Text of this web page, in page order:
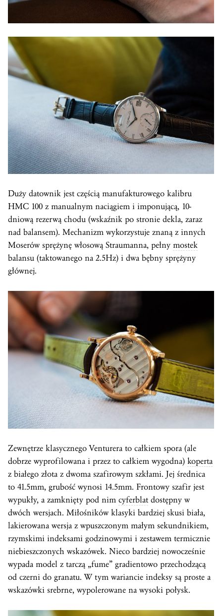
Duży datownik jest częścią manufakturowego kalibru
HMC 100 z manualnym naciągiem i imponującą, 10-
dniową rezerwą chodu (wskaźnik po stronie dekla, zaraz
nad balansem). Mechanizm wykorzystuje znaną z innych
Moserów sprężynę włosową Straumanna, pełny mostek
balansu (taktowanego na 2.5Hz) i dwa bębny sprężyny
głównej.
Zewnętrze klasycznego Venturera to całkiem spora (ale
dobrze wyprofilowana i przez to całkiem wygodna) koperta
z białego złota z dwoma szafirowym szkłami. Jej średnica
to 41.5mm, grubość wynosi 14.5mm. Frontowy szafir jest
wypukły, a zamknięty pod nim cyferblatdostępny w
dwóch wersjach. Miłośników klasyki bardziej skusi biała,
lakierowana wersja z wpuszczonym małym sekundnikiem,
rzymskimi indeksami godzinowymi i zestawem termicznie
niebieszczonych wskazówek. Nieco bardziej nowocześnie
wypada model z tarczą „fume” gradientowo przechodzącą
od czerni do granatu. W tym wariancie indeksy są proste a
wskazówki srebrne, wypolerowane na wysoki połysk.